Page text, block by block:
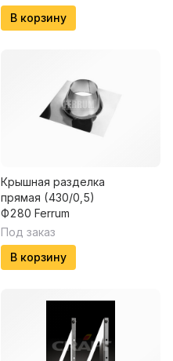
В корзину
Крышная разделка
прямая (430/0,5)
Ф280 Ferrum
Под заказ
В корзину